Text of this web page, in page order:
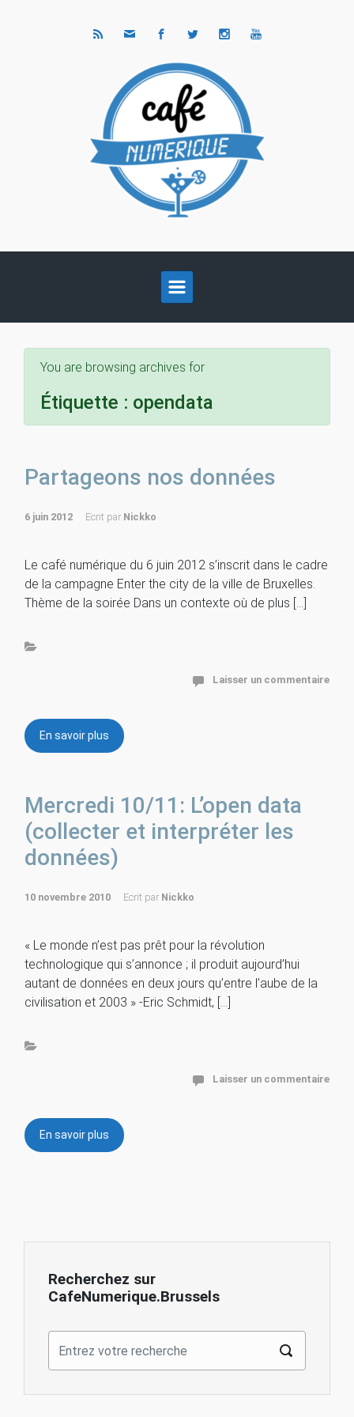
You are browsing archives for
Étiquette : opendata
Partageons nos données
6 juin 2012 Ecrit par Nickko
Le café numérique du 6 juin 2012 s’inscrit dans le cadre
de la campagne Enter the city de la ville de Bruxelles.
Thème de la soirée Dans un contexte où de plus […]
Laisser un commentaire
En savoir plus
Mercredi 10/11: L’open data
(collecter et interpréter les
données)
10 novembre 2010 Ecrit par Nickko
« Le monde n’est pas prêt pour la révolution
technologique qui s’annonce ; il produit aujourd’hui
autant de données en deux jours qu’entre l’aube de la
civilisation et 2003 » -Eric Schmidt, […]
Laisser un commentaire
En savoir plus
Recherchez sur
CafeNumerique.Brussels